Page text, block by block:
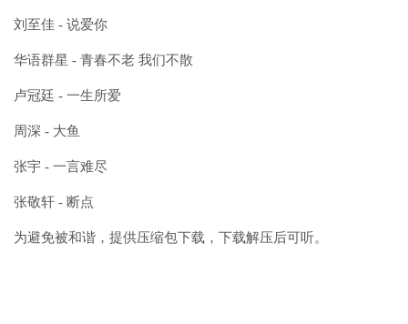
刘至佳 - 说爱你
华语群星 - 青春不老 我们不散
卢冠廷 - 一生所爱
周深 - 大鱼
张宇 - 一言难尽
张敬轩 - 断点
为避免被和谐，提供压缩包下载，下载解压后可听。